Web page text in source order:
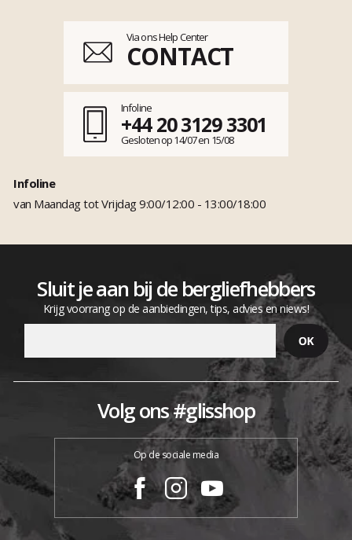
Via ons Help Center
CONTACT
Infoline
+44 20 3129 3301
Gesloten op 14/07 en 15/08
Infoline
van Maandag tot Vrijdag 9:00/12:00 - 13:00/18:00
Sluit je aan bij de bergliefhebbers
Krijg voorrang op de aanbiedingen, tips, advies en niews!
Volg ons #glisshop
Op de sociale media